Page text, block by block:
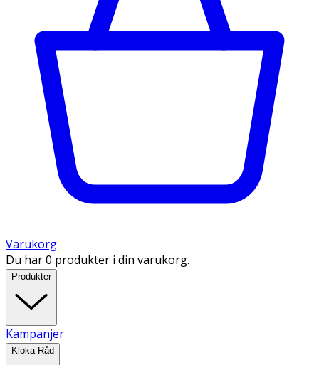
Varukorg
Du har 0 produkter i din varukorg.
Produkter
Kampanjer
Kloka Råd